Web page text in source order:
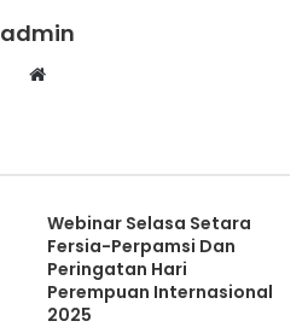
admin
Website
Webinar Selasa Setara
Fersia-Perpamsi Dan
Peringatan Hari
Perempuan Internasional
2025